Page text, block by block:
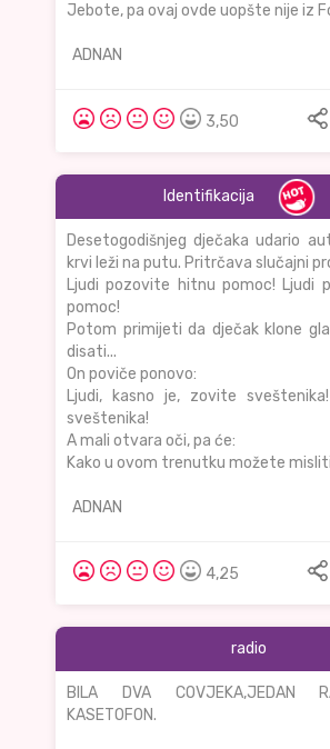
Jebote, pa ovaj ovde uopšte nije iz
ADNAN
3,50
Identifikacija
Desetogodišnjeg dječaka udario
krvi leži na putu. Pritrčava slučajni
Ljudi pozovite hitnu pomoc! Ljudi
pomoc!
Potom primijeti da dječak klone
disati...
On poviče ponovo:
Ljudi, kasno je, zovite
sveštenika!
A mali otvara oči, pa će:
Kako u ovom trenutku možete
ADNAN
4,25
radio
BILA DVA COVJEKA,JEDAN
KASETOFON.